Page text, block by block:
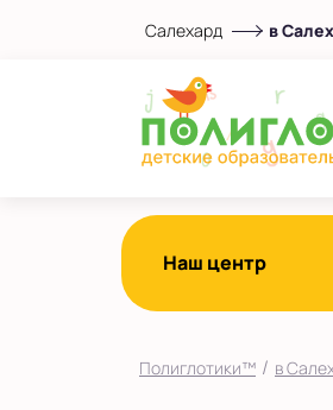
Салехард в
в
Наш центр
Полиглотики™ / в